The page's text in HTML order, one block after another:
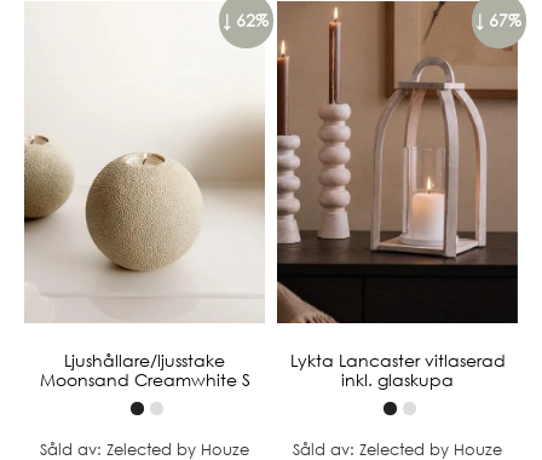
↓ 62%
Ljushållare/ljusstake
Moonsand Creamwhite S
Såld av: Zelected by Houze
↓ 67%
Lykta Lancaster vitlaserad
inkl. glaskupa
Såld av: Zelected by Houze